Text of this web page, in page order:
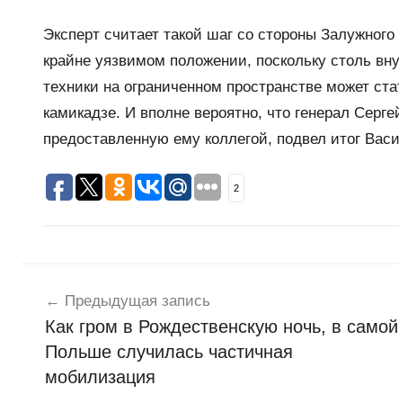
Эксперт считает такой шаг со стороны
крайне уязвимом положении, поскольку столь
техники на ограниченном пространстве может
камикадзе. И вполне вероятно, что генерал
предоставленную ему коллегой, подвел итог
2
о
в
о
по
записям
Предыдущая запись
Как гром в Рождественскую ночь, в самой
Польше случилась частичная
мобилизация